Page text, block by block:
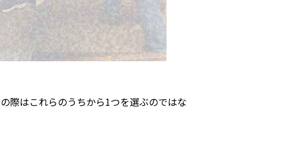
際はこれらのうちから1つを選ぶのではな